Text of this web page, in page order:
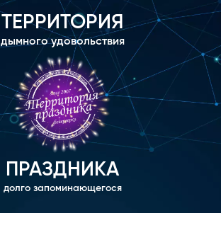
ТЕРРИТОРИЯ
дымного удовольствия
ПРАЗДНИКА
долго запоминающегося